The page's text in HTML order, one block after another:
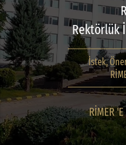
Rektörlük
İstek,
RİMER